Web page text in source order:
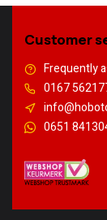
Customer
Frequently
0167
0651